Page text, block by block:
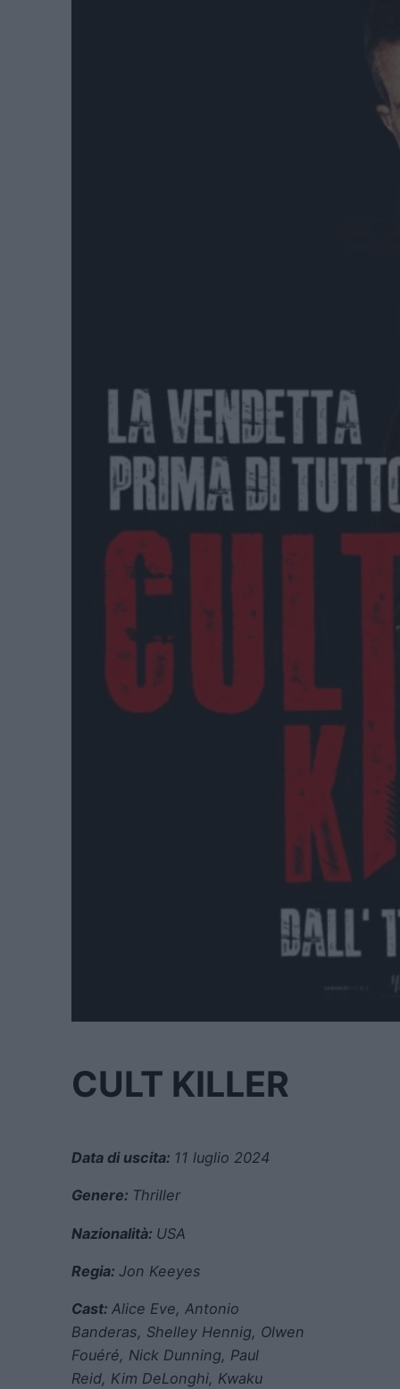
CULT KILLER
Data di uscita: 11 luglio 2024
Genere: Thriller
Nazionalità: USA
Regia: Jon Keeyes
Cast: Alice Eve, Antonio
Banderas, Shelley Hennig, Olwen
Fouéré, Nick Dunning, Paul
Reid, Kim DeLonghi, Kwaku